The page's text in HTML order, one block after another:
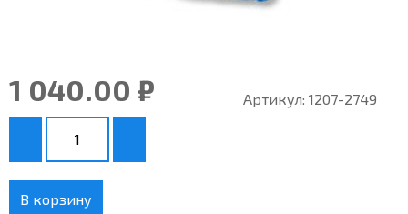
1 040.00 ₽ Артикул: 1207-2749
В корзину